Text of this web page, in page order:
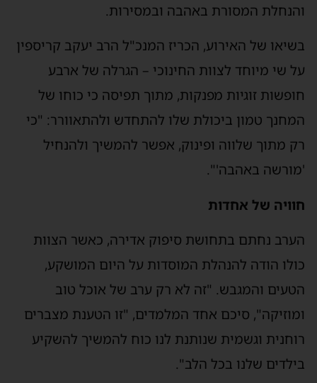
והנחלת המסורת באהבה ובמסירות.
בשיאו של האירוע, הכריז המנכ"ל הרב יעקב קריספין
על שי מיוחד לצוות החינוכי – הגרלה של ארבע
חופשות זוגיות מפנקות, מתוך תפיסה כי כוחו של
המחנך טמון ביכולת שלו להתחדש ולהתאוורר: "כי
רק מתוך שלווה ופינוק, אפשר להמשיך ולהנחיל
'מורשה באהבה'".
חוויה של אחדות
הערב נחתם בתחושת סיפוק אדירה, כאשר הצוות
כולו הודה להנהלת המוסדות על היום המושקע,
הטעים והמגבש. "זה לא רק ערב של אוכל טוב
ומוזיקה", סיכם אחד המלמדים, "זו הטענת מצברים
רוחנית וגשמית שנותנת לנו כוח להמשיך להשקיע
בילדים שלנו בכל הלב".